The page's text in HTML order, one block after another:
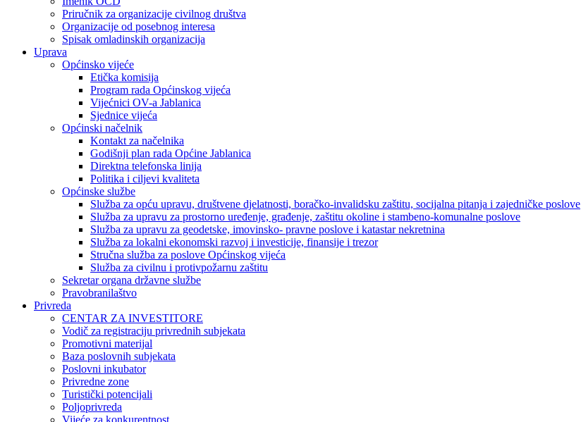
Priručnik za organizacije civilnog društva
Organizacije od posebnog interesa
Spisak omladinskih organizacija
Uprava
Općinsko vijeće
Etička komisija
Program rada Općinskog vijeća
Vijećnici OV-a Jablanica
Sjednice vijeća
Općinski načelnik
Kontakt za načelnika
Godišnji plan rada Općine Jablanica
Direktna telefonska linija
Politika i ciljevi kvaliteta
Općinske službe
Služba za opću upravu, društvene djelatnosti, boračko-invalidsku zaštitu, socijalna pitanja i zajedničke poslove
Služba za upravu za prostorno uređenje, građenje, zaštitu okoline i stambeno-komunalne poslove
Služba za upravu za geodetske, imovinsko- pravne poslove i katastar nekretnina
Služba za lokalni ekonomski razvoj i investicije, finansije i trezor
Stručna služba za poslove Općinskog vijeća
Služba za civilnu i protivpožarnu zaštitu
Sekretar organa državne službe
Pravobranilaštvo
Privreda
CENTAR ZA INVESTITORE
Vodič za registraciju privrednih subjekata
Promotivni materijal
Baza poslovnih subjekata
Poslovni inkubator
Privredne zone
Turistički potencijali
Poljoprivreda
Vijeće za konkurentnost